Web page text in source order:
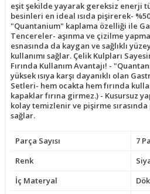
eşit şekilde yayarak gereksiz enerji
besinleri en ideal ısıda pişirerek-
"Quantanium" kaplama özelliği ile
Tencereler- aşınma ve çizilme
esnasında da kaygan ve sağlıklı
kullanımı sağlar. Çelik Kulpları
Fırında Kullanım Avantajı! -
yüksek ısıya karşı dayanıklı olan
Setleri- hem ocakta hem fırında
kapaklar fırına girmez.) - Kusursuz
kolay temizlenir ve pişirme
sağlar.
Parça Sayısı
7
Renk
İç Materyal